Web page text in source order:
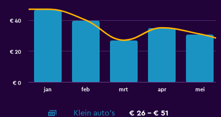
jan feb mrt apr mei
€ 0
€ 20
€ 40
End
Klein auto's
€ 26 - € 51